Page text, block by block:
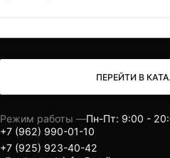
ПЕРЕЙТИ В
Режим работы —Пн-Пт: 9:00 -
+7 (962) 990-01-10
+7 (925) 923-40-42